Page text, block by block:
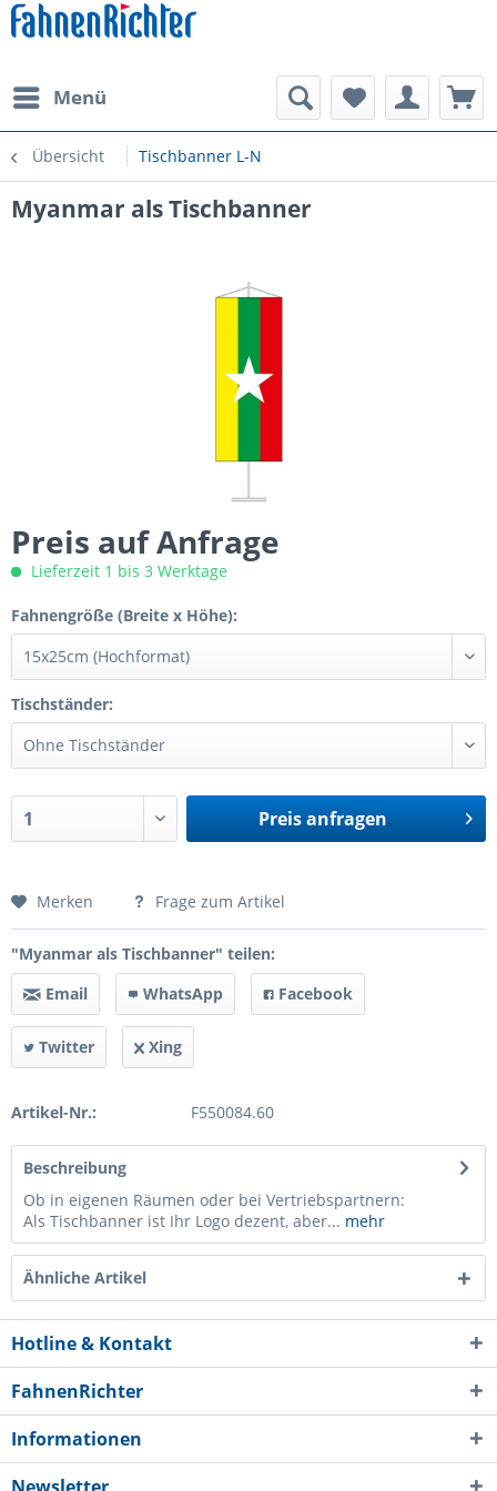
Menü
Übersicht Tischbanner L-N
Myanmar als Tischbanner
Preis auf Anfrage
Lieferzeit 1 bis 3 Werktage
Fahnengröße (Breite x Höhe):
Tischständer:
Preis anfragen
Preis anfragen
Merken Frage zum Artikel
"Myanmar als Tischbanner" teilen:
Email
WhatsApp Facebook
Twitter Xing
Artikel-Nr.: F550084.60
Beschreibung
Ob in eigenen Räumen oder bei Vertriebspartnern:
Als Tischbanner ist Ihr Logo dezent, aber... mehr
Ähnliche Artikel
Hotline & Kontakt
FahnenRichter
Informationen